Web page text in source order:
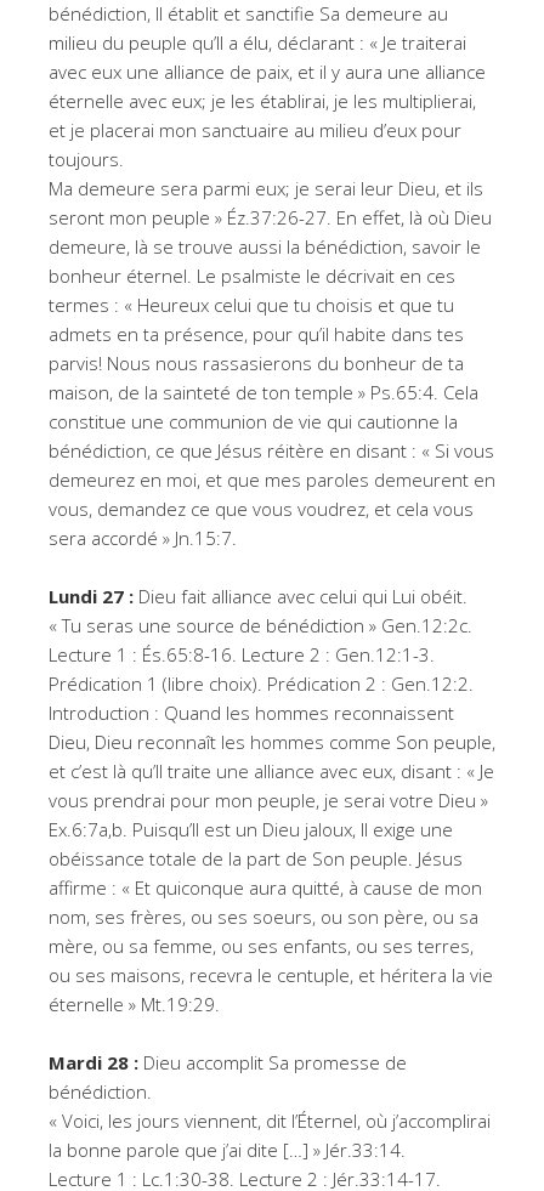
bénédiction, Il établit et sanctifie Sa demeure au
milieu du peuple qu’Il a élu, déclarant : « Je traiterai
avec eux une alliance de paix, et il y aura une alliance
éternelle avec eux; je les établirai, je les multiplierai,
et je placerai mon sanctuaire au milieu d’eux pour
toujours.
Ma demeure sera parmi eux; je serai leur Dieu, et ils
seront mon peuple » Éz.37:26-27. En effet, là où Dieu
demeure, là se trouve aussi la bénédiction, savoir le
bonheur éternel. Le psalmiste le décrivait en ces
termes : « Heureux celui que tu choisis et que tu
admets en ta présence, pour qu’il habite dans tes
parvis! Nous nous rassasierons du bonheur de ta
maison, de la sainteté de ton temple » Ps.65:4. Cela
constitue une communion de vie qui cautionne la
bénédiction, ce que Jésus réitère en disant : « Si vous
demeurez en moi, et que mes paroles demeurent en
vous, demandez ce que vous voudrez, et cela vous
sera accordé » Jn.15:7.
Lundi 27 : Dieu fait alliance avec celui qui Lui obéit.
« Tu seras une source de bénédiction » Gen.12:2c.
Lecture 1 : És.65:8-16. Lecture 2 : Gen.12:1-3.
Prédication 1 (libre choix). Prédication 2 : Gen.12:2.
Introduction : Quand les hommes reconnaissent
Dieu, Dieu reconnaît les hommes comme Son peuple,
et c’est là qu’Il traite une alliance avec eux, disant : « Je
vous prendrai pour mon peuple, je serai votre Dieu »
Ex.6:7a,b. Puisqu’Il est un Dieu jaloux, Il exige une
obéissance totale de la part de Son peuple. Jésus
affirme : « Et quiconque aura quitté, à cause de mon
nom, ses frères, ou ses soeurs, ou son père, ou sa
mère, ou sa femme, ou ses enfants, ou ses terres,
ou ses maisons, recevra le centuple, et héritera la vie
éternelle » Mt.19:29.
Mardi 28 : Dieu accomplit Sa promesse de
bénédiction.
« Voici, les jours viennent, dit l’Éternel, où j’accomplirai
la bonne parole que j’ai dite […] » Jér.33:14.
Lecture 1 : Lc.1:30-38. Lecture 2 : Jér.33:14-17.